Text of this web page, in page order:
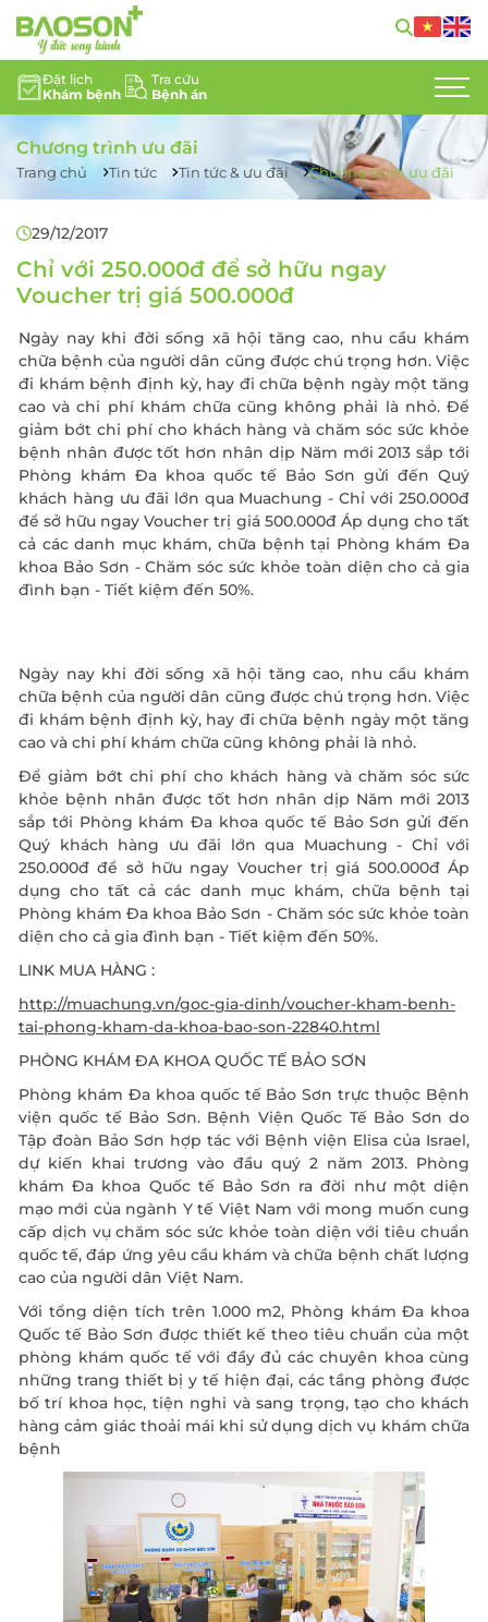
Đặt lịch
Khám bệnh
Tra cứu
Bệnh án
GIỚI THIỆU
CHUYÊN KHOA
ĐỘI NGŨ CHUYÊN GIA
HỖ TRỢ KHÁCH HÀNG
LIÊN HỆ
TUYỂN DỤNG
Chương trình ưu đãi
Trang chủ Tin tức Tin tức & ưu đãi Chương trình ưu đãi
29/12/2017
Chỉ với 250.000đ để sở hữu ngay
Voucher trị giá 500.000đ
Ngày nay khi đời sống xã hội tăng cao, nhu cầu khám
chữa bệnh của người dân cũng được chú trọng hơn. Việc
đi khám bệnh định kỳ, hay đi chữa bệnh ngày một tăng
cao và chi phí khám chữa cũng không phải là nhỏ. Để
giảm bớt chi phí cho khách hàng và chăm sóc sức khỏe
bệnh nhân được tốt hơn nhân dịp Năm mới 2013 sắp tới
Phòng khám Đa khoa quốc tế Bảo Sơn gửi đến Quý
khách hàng ưu đãi lớn qua Muachung - Chỉ với 250.000đ
để sở hữu ngay Voucher trị giá 500.000đ Áp dụng cho tất
cả các danh mục khám, chữa bệnh tại Phòng khám Đa
khoa Bảo Sơn - Chăm sóc sức khỏe toàn diện cho cả gia
đình bạn - Tiết kiệm đến 50%.
Ngày nay khi đời sống xã hội tăng cao, nhu cầu khám
chữa bệnh của người dân cũng được chú trọng hơn. Việc
đi khám bệnh định kỳ, hay đi chữa bệnh ngày một tăng
cao và chi phí khám chữa cũng không phải là nhỏ.
Để giảm bớt chi phí cho khách hàng và chăm sóc sức
khỏe bệnh nhân được tốt hơn nhân dịp Năm mới 2013
sắp tới Phòng khám Đa khoa quốc tế Bảo Sơn gửi đến
Quý khách hàng ưu đãi lớn qua Muachung - Chỉ với
250.000đ để sở hữu ngay Voucher trị giá 500.000đ Áp
dụng cho tất cả các danh mục khám, chữa bệnh tại
Phòng khám Đa khoa Bảo Sơn - Chăm sóc sức khỏe toàn
diện cho cả gia đình bạn - Tiết kiệm đến 50%.
LINK MUA HÀNG :
http://muachung.vn/goc-gia-dinh/voucher-kham-benh-
tai-phong-kham-da-khoa-bao-son-22840.html
PHÒNG KHÁM ĐA KHOA QUỐC TẾ BẢO SƠN
Phòng khám Đa khoa quốc tế Bảo Sơn trực thuộc Bệnh
viện quốc tế Bảo Sơn. Bệnh Viện Quốc Tế Bảo Sơn do
Tập đoàn Bảo Sơn hợp tác với Bệnh viện Elisa của Israel,
dự kiến khai trương vào đầu quý 2 năm 2013. Phòng
khám Đa khoa Quốc tế Bảo Sơn ra đời như một diện
mạo mới của ngành Y tế Việt Nam với mong muốn cung
cấp dịch vụ chăm sóc sức khỏe toàn diện với tiêu chuẩn
quốc tế, đáp ứng yêu cầu khám và chữa bệnh chất lượng
cao của người dân Việt Nam.
Với tổng diện tích trên 1.000 m2, Phòng khám Đa khoa
Quốc tế Bảo Sơn được thiết kế theo tiêu chuẩn của một
phòng khám quốc tế với đầy đủ các chuyên khoa cùng
những trang thiết bị y tế hiện đại, các tầng phòng được
bố trí khoa học, tiện nghi và sang trọng, tạo cho khách
hàng cảm giác thoải mái khi sử dụng dịch vụ khám chữa
bệnh